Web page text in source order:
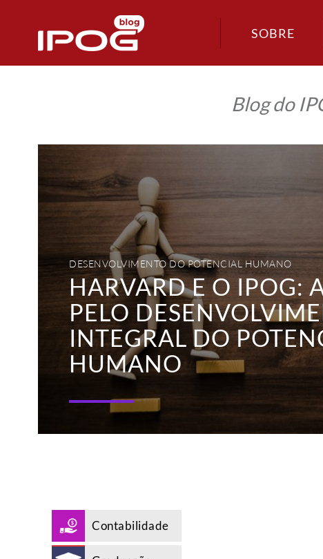
SOBRE
Blog do
Harvard
busca
humanoDESENVOLVIMENTO DO POTENCIAL HUMANO
HARVARD E O IPOG:
PELO
INTEGRAL DO
HUMANO
Contabilidade